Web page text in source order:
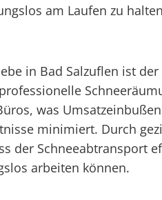
am Laufen zu
in Bad Salzuflen ist
was
minimiert. Durch
der Schneeabtransport
arbeiten können.